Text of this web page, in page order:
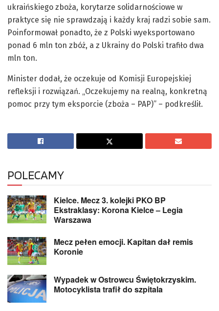
ukraińskiego zboża, korytarze solidarnościowe w
praktyce się nie sprawdzają i każdy kraj radzi sobie sam.
Poinformował ponadto, że z Polski wyeksportowano
ponad 6 mln ton zbóż, a z Ukrainy do Polski trafiło dwa
mln ton.
Minister dodał, że oczekuje od Komisji Europejskiej
refleksji i rozwiązań. „Oczekujemy na realną, konkretną
pomoc przy tym eksporcie (zboża – PAP)” – podkreślił.
POLECAMY
Kielce. Mecz 3. kolejki PKO BP
Ekstraklasy: Korona Kielce – Legia
Warszawa
Mecz pełen emocji. Kapitan dał remis
Koronie
Wypadek w Ostrowcu Świętokrzyskim.
Motocyklista trafił do szpitala